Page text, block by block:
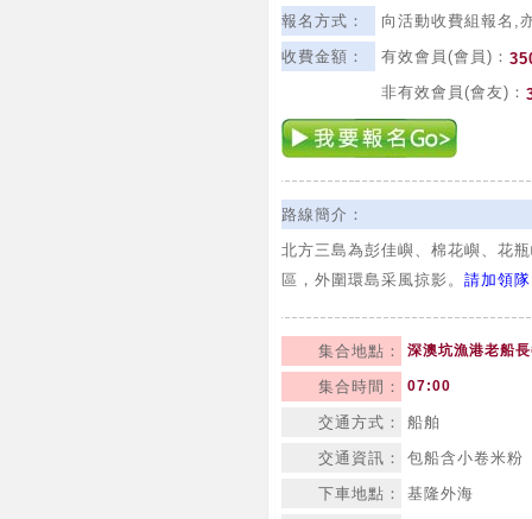
報名方式：
向活動收費組報名,
收費金額：
有效會員(會員)：
非有效會員(會友)：
路線簡介：
北方三島為彭佳嶼、棉花嶼、花
區，外圍環島采風掠影。 請加領
集合地點： 深澳坑漁港老船
集合時間： 07:00
交通方式：
船舶
交通資訊：
包船含小卷米粉
下車地點：
基隆外海